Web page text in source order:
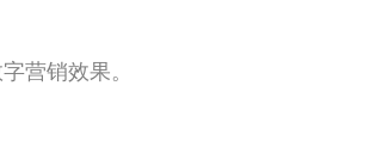
营销效果。